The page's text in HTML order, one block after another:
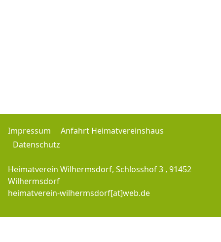
Impressum
Anfahrt Heimatvereinshaus
Datenschutz
Heimatverein Wilhermsdorf, Schlosshof 3 , 91452
Wilhermsdorf
heimatverein-wilhermsdorf[at]web.de